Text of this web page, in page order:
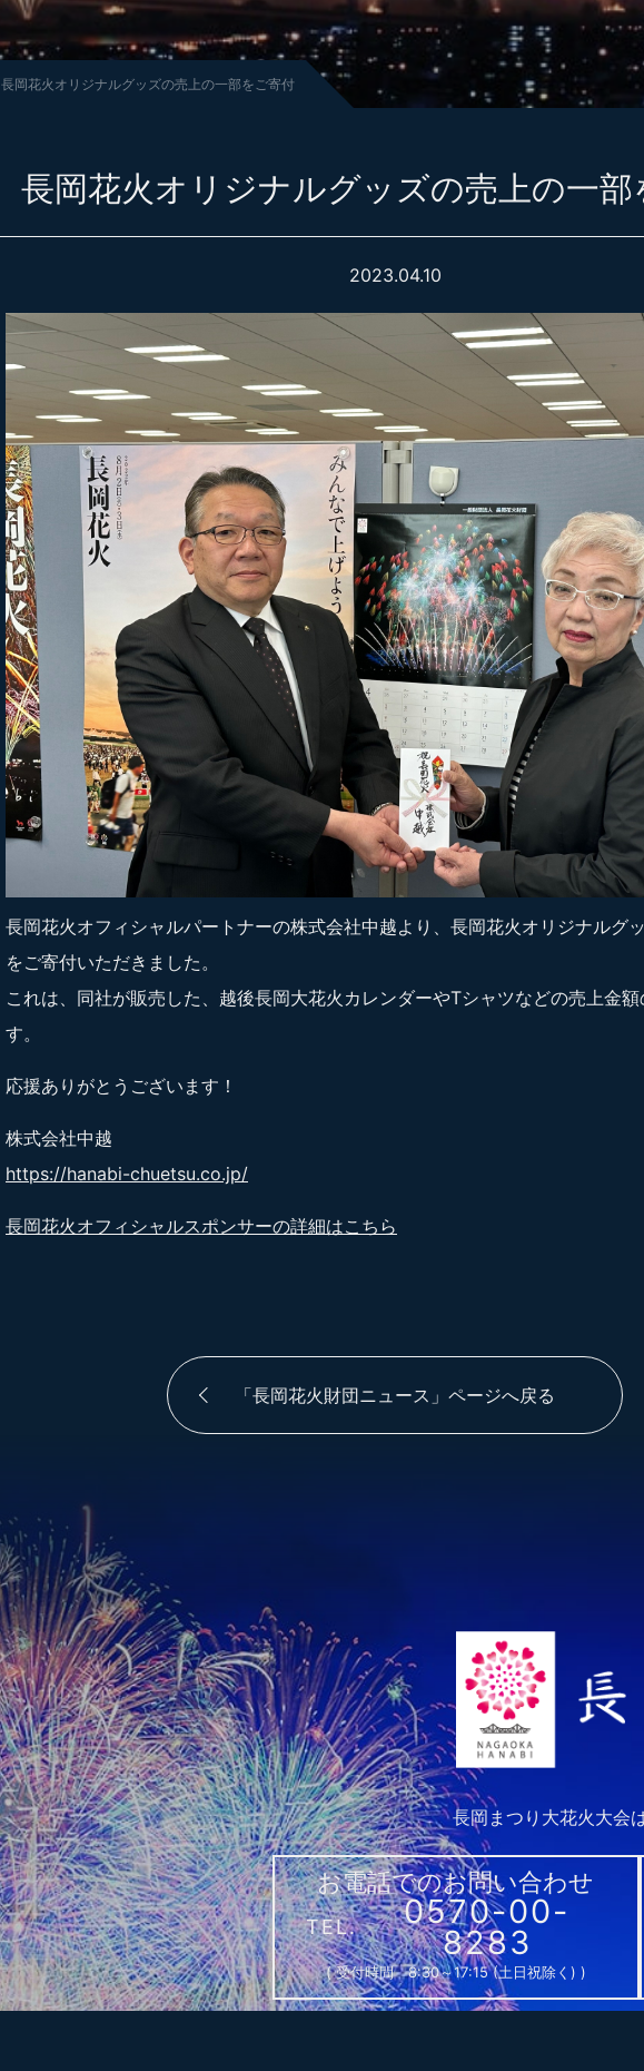
長岡花火オリジナルグッズの売上の一部をご寄付
長岡花火オリジナルグッズの売上の一部
2023.04.10
長岡花火オフィシャルパートナーの株式会社中越より、長岡花火オリジナルグ
をご寄付いただきました。
これは、同社が販売した、越後長岡大花火カレンダーやTシャツなどの売上金
す。
応援ありがとうございます！
株式会社中越
https://hanabi-chuetsu.co.jp/
長岡花火オフィシャルスポンサーの詳細はこちら
「長岡花火財団ニュース」ページへ戻る
長岡まつり大花火大会
お電話でのお問い合わせ
TEL.
0570-00-
8283
( 受付時間 8:30～17:15 (土日祝除く) )